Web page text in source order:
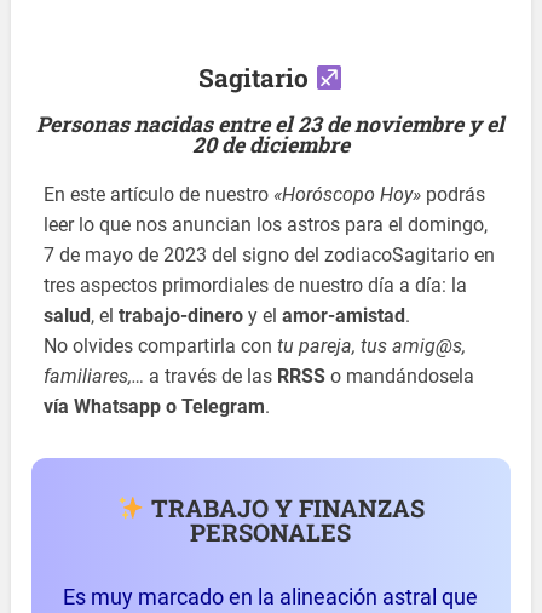
Sagitario
Personas nacidas entre el 23 de noviembre y el
20 de diciembre
En este artículo de nuestro «Horóscopo Hoy» podrás
leer lo que nos anuncian los astros para el domingo,
7 de mayo de 2023 del signo del zodiacoSagitario en
tres aspectos primordiales de nuestro día a día: la
salud , eltrabajo-dinero y elamor-amistad .
No olvides compartirla contu pareja, tus amig@s,
familiares,… a través de las RRSS o mandándosela
vía Whatsapp o Telegram.
TRABAJO Y FINANZAS
PERSONALES
Es muy marcado en la alineación astral que